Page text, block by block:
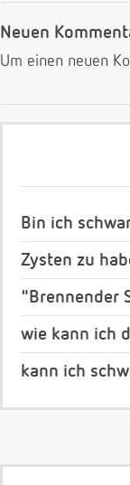
Neuen
Um einen neuen
Bin ich
Zysten zu
"Brennender
wie kann ich
kann ich